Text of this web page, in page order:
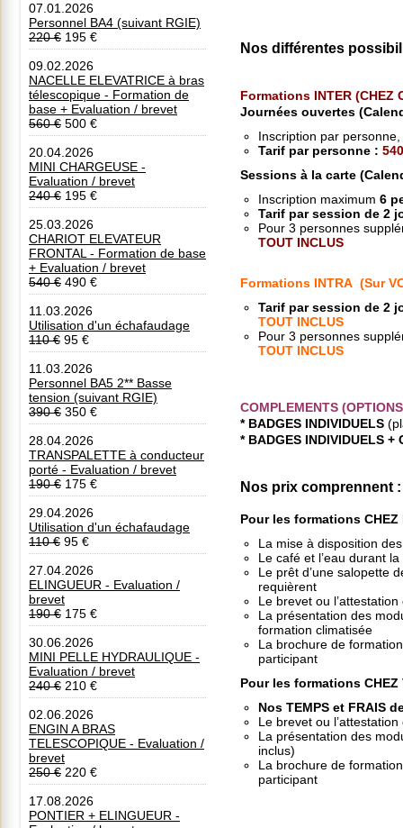
07.01.2026
Personnel BA4 (suivant RGIE)
220 € 195 €
09.02.2026
NACELLE ELEVATRICE à bras
télescopique - Formation de
base + Evaluation / brevet
560 € 500 €
20.04.2026
MINI CHARGEUSE -
Evaluation / brevet
240 € 195 €
25.03.2026
CHARIOT ELEVATEUR
FRONTAL - Formation de base
+ Evaluation / brevet
540 € 490 €
11.03.2026
Utilisation d'un échafaudage
110 € 95 €
11.03.2026
Personnel BA5 2** Basse
tension (suivant RGIE)
390 € 350 €
28.04.2026
TRANSPALETTE à conducteur
porté - Evaluation / brevet
190 € 175 €
29.04.2026
Utilisation d'un échafaudage
110 € 95 €
27.04.2026
ELINGUEUR - Evaluation /
brevet
190 € 175 €
30.06.2026
MINI PELLE HYDRAULIQUE -
Evaluation / brevet
240 € 210 €
02.06.2026
ENGIN A BRAS
TELESCOPIQUE - Evaluation /
brevet
250 € 220 €
17.08.2026
PONTIER + ELINGUEUR -
Nos différentes
Formations INTER (CHEZ
Journées ouvertes
Inscription par
Tarif par personne :
Sessions à la carte
Inscription maximum 6
Tarif par session de 2
Pour 3 personnes
TOUT INCLUS
Formations INTRA (Sur
Tarif par session de 2
TOUT INCLUS
Pour 3 personnes
TOUT INCLUS
COMPLEMENTS
* BADGES INDIVIDUELS
* BADGES INDIVIDUELS +
Nos prix comprennent :
Pour les formations CHEZ
La mise à disposition
Le café et l’eau durant
Le prêt d’une salopette
requièrent
Le brevet ou
La présentation des
formation climatisée
La brochure de
participant
Pour les formations CHEZ
Nos TEMPS et FRAIS
Le brevet ou
La présentation des
inclus)
La brochure de
participant